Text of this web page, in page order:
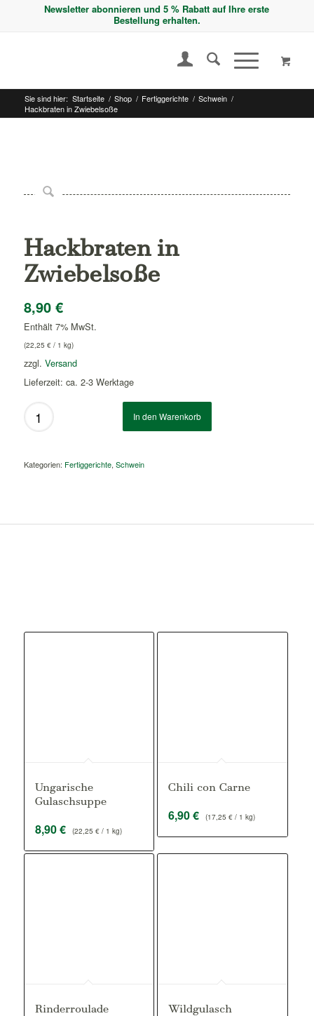
Newsletter abonnieren und 5 % Rabatt auf Ihre erste
Bestellung erhalten.
Sie sind hier: Startseite / Shop / Fertiggerichte / Schwein /
Hackbraten in Zwiebelsoße
Hackbraten in
Zwiebelsoße
8,90 €
Enthält 7% MwSt.
(22,25 €/ 1 kg)
zzgl. Versand
Lieferzeit: ca. 2-3 Werktage
In den Warenkorb
Kategorien: Fertiggerichte, Schwein
Ungarische
Gulaschsuppe
8,90€ (22,25 €/ 1 kg)
Chili con Carne
6,90€ (17,25 €/ 1 kg)
Rinderroulade
Wildgulasch